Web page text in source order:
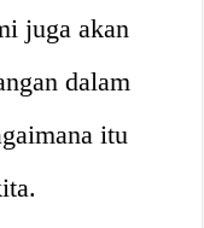
juga akan
dalam
itu